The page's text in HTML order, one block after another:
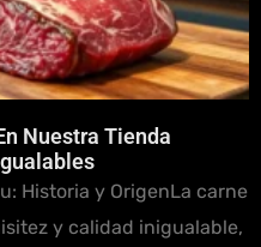
Nuestra Tienda
Historia y OrigenLa carne
y calidad inigualable,